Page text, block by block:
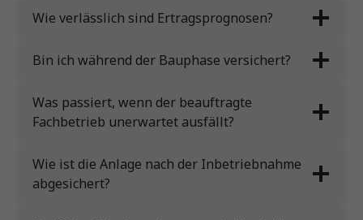
Wie verlässlich sind Ertragsprognosen?
Bin ich während der Bauphase versichert?
Was passiert, wenn der beauftragte
Fachbetrieb unerwartet ausfällt?
Wie ist die Anlage nach der Inbetriebnahme
abgesichert?